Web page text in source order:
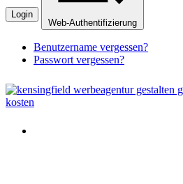
Login
Web-Authentifizierung
Benutzername vergessen?
Passwort vergessen?